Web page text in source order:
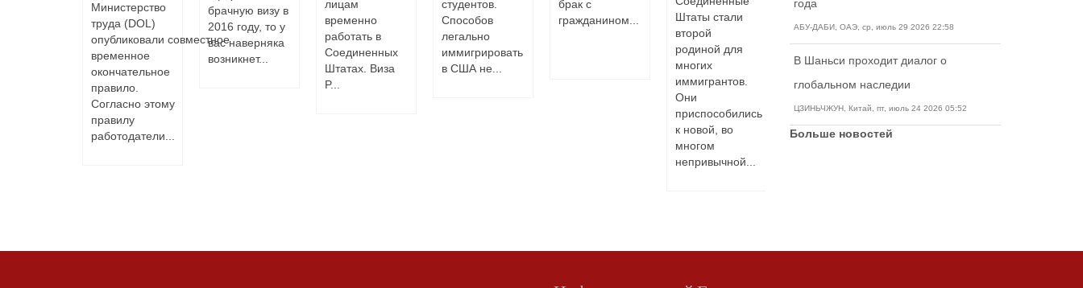
Министерство
труда (DOL)
опубликовали совместное
временное
окончательное
правило.
Согласно этому
правилу
работодатели...
брачную визу в
2016 году, то у
вас наверняка
возникнет...
лицам
временно
работать в
Соединенных
Штатах. Виза
P...
студентов.
Способов
легально
иммигрировать
в США не...
брак с
гражданином...
Штаты стали
второй
родиной для
многих
иммигрантов.
Они
приспособились
к новой, во
многом
непривычной...
изменить
много аспектов
системы США.
Этот
застрахован от
случаев и
чрезвычайных
возникают
непредвиденно
года
АБУ-ДАБИ, ОАЭ, ср, июль 29 2026 22:58
В Шаньси проходит диалог о
глобальном наследии
ЦЗИНЬЧЖУН, Китай, пт, июль 24 2026 05:52
Больше новостей